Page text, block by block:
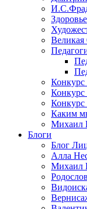
Здоровье
Великая
Конкурс
Конкурс
Конкурс
Каким
Михаил
Блоги
Блог
Алла
Михаил